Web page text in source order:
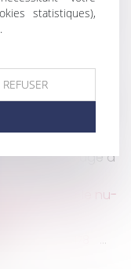
décision d’AG
définitive
au nom de
indépendants
être
l’office du juge à
délivré par le nu-
...
statistiques),
REFUSER